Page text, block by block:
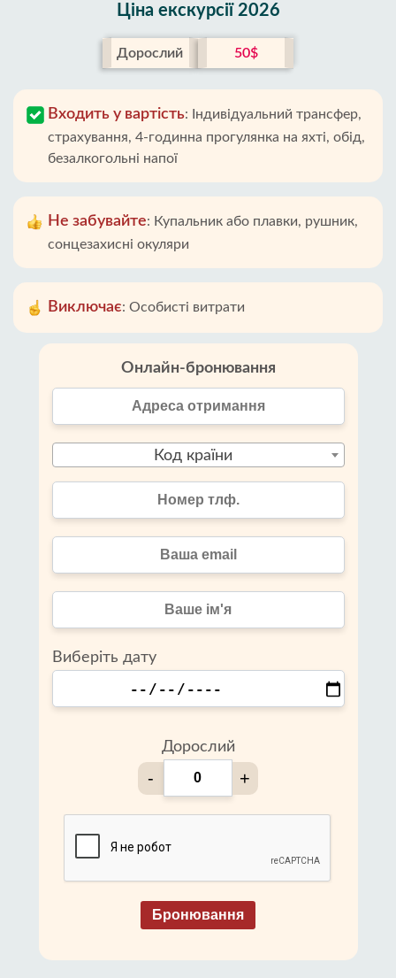
Ціна екскурсії 2026
Дорослий 50$
Входить у вартість:
Індивідуальний трансфер,
страхування, 4-годинна прогулянка на яхті, обід,
безалкогольні напої
Не забувайте: Купальник або плавки, рушник,
сонцезахисні окуляри
Виключає: Особисті витрати
Онлайн-бронювання
Код країни
Виберіть дату
Дорослий
- +
Бронювання